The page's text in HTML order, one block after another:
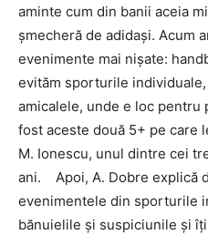
aminte cum din banii aceia
şmecheră de adidaşi. Acum
evenimente mai nişate:
evităm sporturile
amicalele, unde e loc pentru
fost aceste două 5+ pe care
M. Ionescu, unul dintre cei
ani. Apoi, A. Dobre explică
evenimentele din sporturile
bănuielile şi suspiciunile şi